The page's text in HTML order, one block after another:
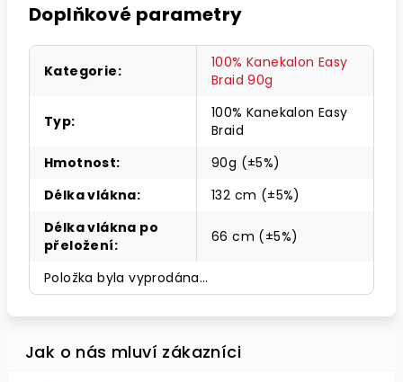
Doplňkové parametry
Kategorie:
100% Kanekalon Easy
Braid 90g
Typ:
100% Kanekalon Easy
Braid
Hmotnost:
90g (±5%)
Délka vlákna:
132 cm (±5%)
Délka vlákna po
přeložení: 66 cm (±5%)
Položka byla vyprodána…